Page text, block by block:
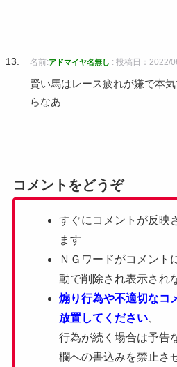
名前:アドマイヤ名無し : 投稿日：2022/
賢い馬はレース疲れが嫌で本
らなあ
コメントをどうぞ
すぐにコメントが反映
ます
ＮＧワードがコメント
動で削除され表示され
煽り行為や不適切なコ
放置してください
行為が続く場合は予告
欄への書込みを禁止さ